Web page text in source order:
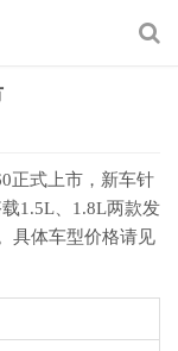
正式上市，新车针
1.5L、1.8L两款发
具体车型价格请见